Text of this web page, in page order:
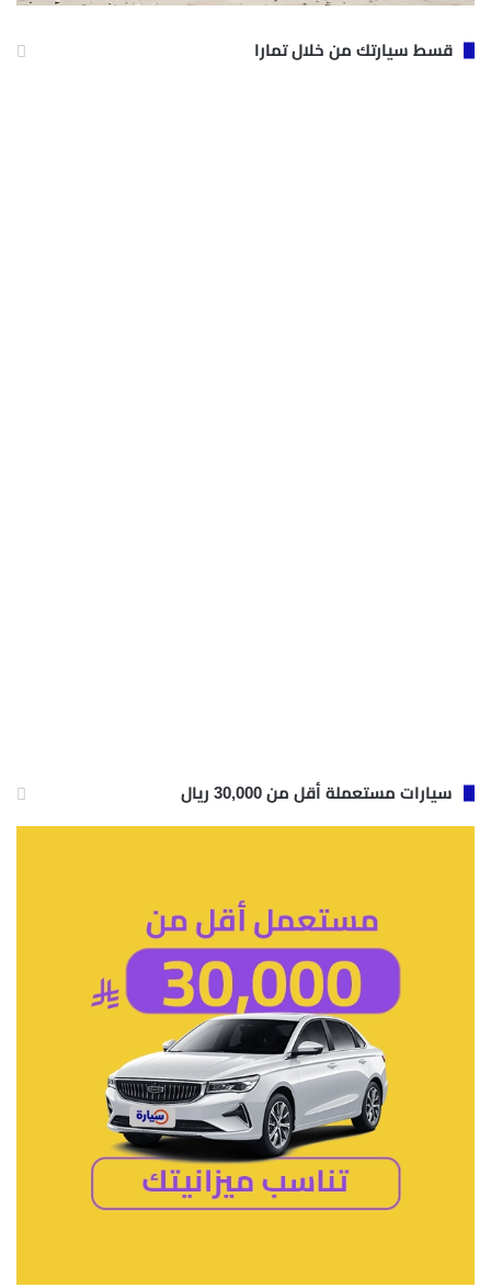
قسط سيارتك من خلال تمارا
سيارات مستعملة أقل من 30,000 ريال